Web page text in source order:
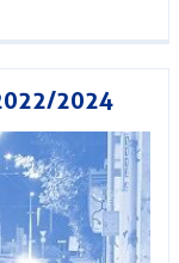
2022/2024